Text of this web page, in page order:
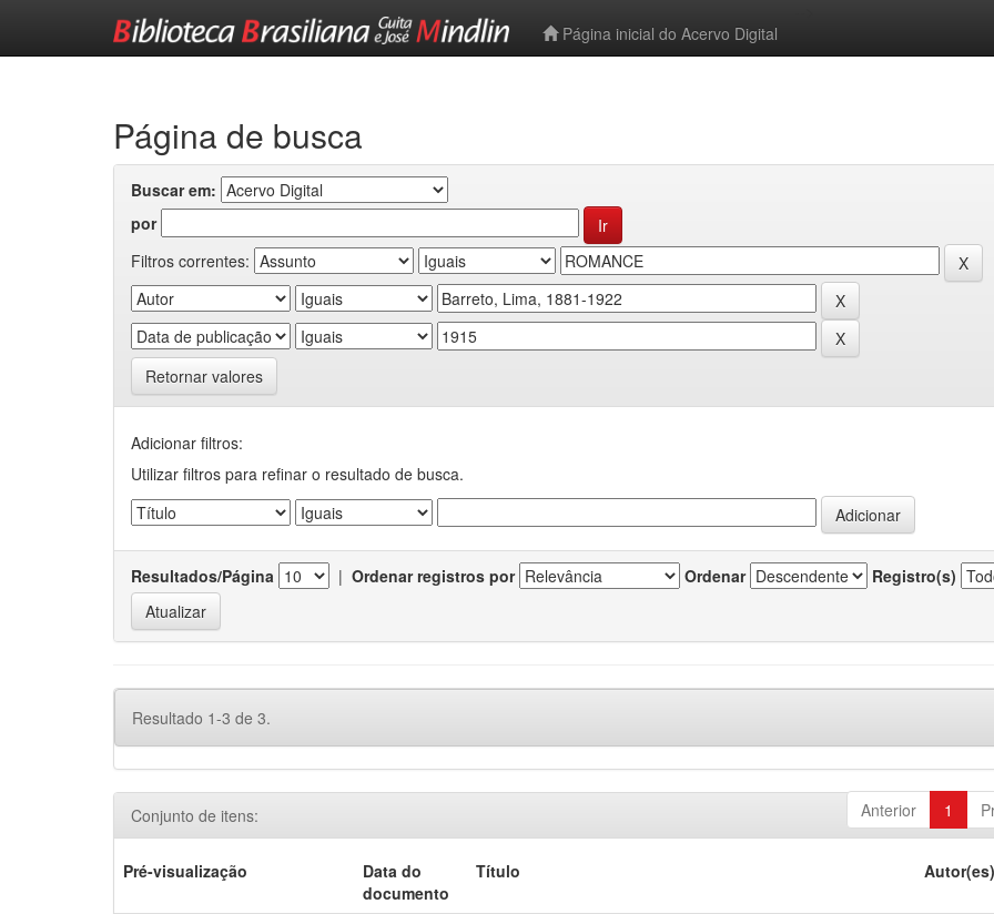
Página inicial do Acervo Digital
Página de busca
Buscar em:
por
Filtros correntes:
Retornar valores
Adicionar filtros:
Utilizar filtros para refinar o resultado de busca.
Resultados/Página | Ordenar registros por Ordenar Registro(s)
Resultado 1-3 de 3.
Anterior 1
Conjunto de itens:
Pré-visualização
Data do
documento
Título Autor(es)